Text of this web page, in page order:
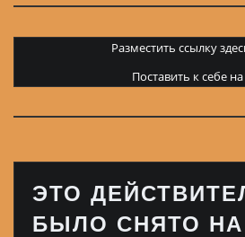
Разместить ссылку
Поставить к себе
ЭТО
БЫЛО СНЯТО НА